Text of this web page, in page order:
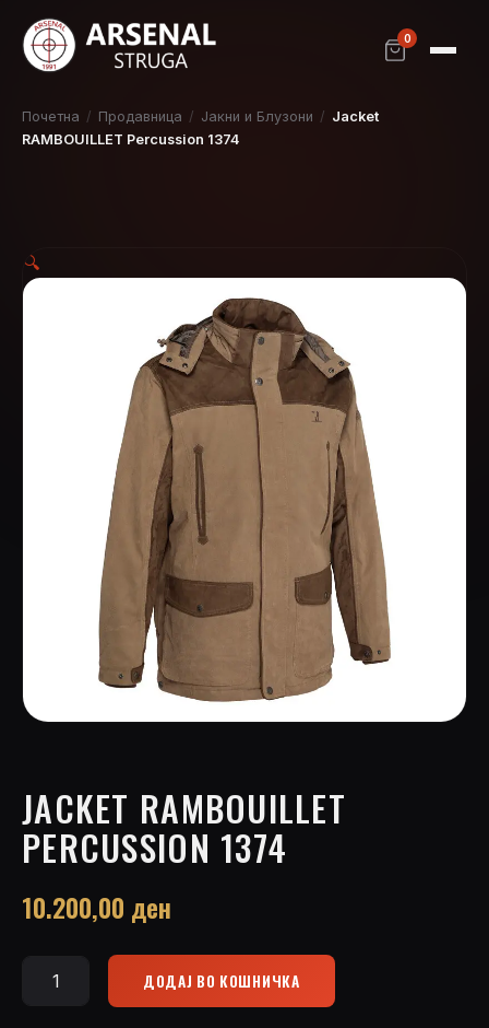
0
Почетна / Продавница / Јакни и Блузони / Jacket
RAMBOUILLET Percussion 1374
🔍
JACKET RAMBOUILLET
PERCUSSION 1374
10.200,00 ден
Jacket
ДОДАЈ ВО КОШНИЧКА